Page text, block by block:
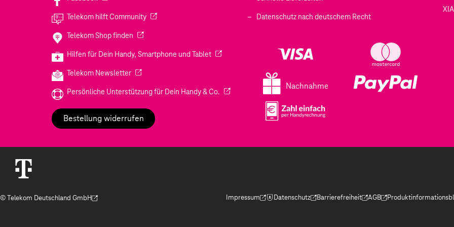
Telekom hilft Community(Wird in einem neuen Tab geöffnet)
Telekom Shop finden (Wird in einem neuen Tab geöffnet)
Hilfen für Dein Handy, Smartphone und Tablet(Wird in einem neuen Tab geöffnet)
Telekom Newsletter(Wird in einem neuen Tab geöffnet)
Persönliche Unterstützung für Dein Handy & Co. (Wird in einem neuen Tab geöffnet)
Bestellung widerrufen
Datenschutz nach deutschem Recht
Nachnahme
© Telekom Deutschland GmbH
(Der Link wird in einem neuen Tab geöffnet)
Impressum
(Der Link wird in einem neuen Tab geöffnet)
Datenschutz
(Der Link wird in einem neuen Tab geöffnet)
Barrierefreiheit
(Der Link wird in einem neuen Tab geöffnet)
AGB
(Der Link wird in einem
(Der Link wird in